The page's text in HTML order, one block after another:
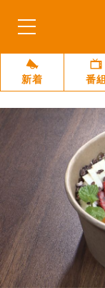
新着 番組